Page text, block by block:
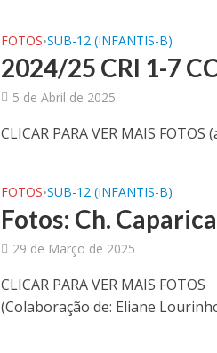
FOTOS•SUB-12 (INFANTIS-B)
2024/25 CRI 1-7
5 de Abril de 2025
CLICAR PARA VER MAIS
FOTOS•SUB-12 (INFANTIS-B)
Fotos: Ch.
29 de Março de 2025
CLICAR PARA VER MAIS FOTOS
(Colaboração de: Eliane